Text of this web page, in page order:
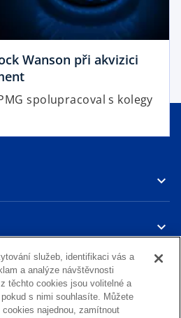
Wanson při akvizici
spolupracoval s kolegy
o
o
o
služeb, identifikaci vás a
a analýze návštěvnosti
těchto cookies jsou volitelné a
s nimi souhlasíte. Můžete
najednou, zamítnout